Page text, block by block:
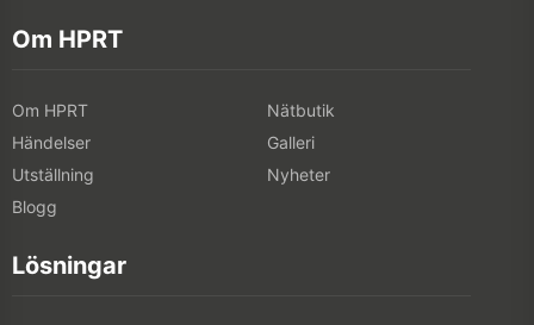
Om HPRT
Om HPRT
Nätbutik
Händelser
Galleri
Utställning
Nyheter
Blogg
Lösningar